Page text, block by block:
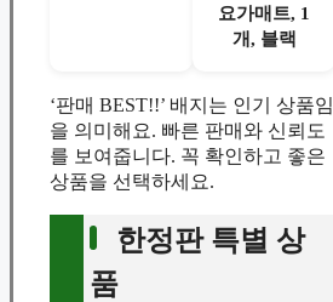
요가매트, 1
개, 블랙
‘판매 BEST!!’ 배지는 인기 상품임
을 의미해요. 빠른 판매와 신뢰도
를 보여줍니다. 꼭 확인하고 좋은
상품을 선택하세요.
한정판 특별 상
품